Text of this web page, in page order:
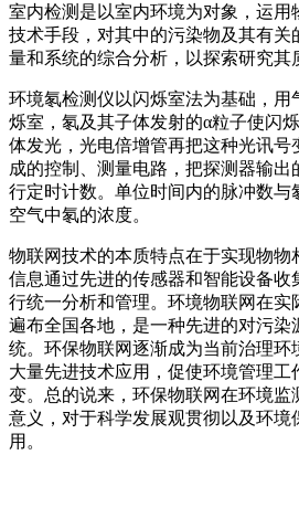
室内检测是以室内环境为对象，运用
技术手段，对其中的污染物及其有关
量和系统的综合分析，以探索研究其
环境氡检测仪以闪烁室法为基础，用
烁室，氡及其子体发射的α粒子使闪
体发光，光电倍增管再把这种光讯号
成的控制、测量电路，把探测器输
行定时计数。单位时间内的脉冲数与
空气中氡的浓度。
物联网技术的本质特点在于实现物物
信息通过先进的传感器和智能设备收
行统一分析和管理。环境物联网在实
遍布全国各地，是一种先进的对污染
统。环保物联网逐渐成为当前治理环
大量先进技术应用，促使环境管理
变。总的说来，环保物联网在环境监
意义，对于科学发展观贯彻以及环境
用。